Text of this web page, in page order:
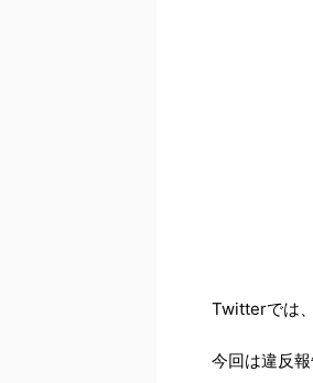
Twitterでは
今回は違反